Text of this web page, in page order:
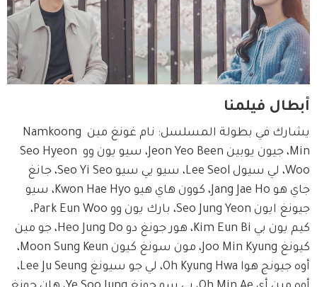
أبطال فيلمنا
يشارك في بطولة المسلسل: نام غونغ مين Namkoong
Min، جيون يوبين Jeon Yeo Been، سيو يون وو Seo Hyeon
Woo، لي سيول Lee Seol، سيو يي سيو Seo Yi Seo، جانغ
جاي هو Jang Jae Ho، كوون هاي هيو Kwon Hae Hyo، سيو
جيونغ ايون Seo Jung Yeon، بارك يون وو Park Eun Woo،
كيم يون بي Kim Eun Bi، هور جونغ دو Heo Jung Do، جو مين
كيونغ Joo Min Kyung، مون سونغ كيون Moon Sung Keun،
أوه جيونج هوا Oh Kyung Hwa، لي جو سيونغ Lee Ju Seung،